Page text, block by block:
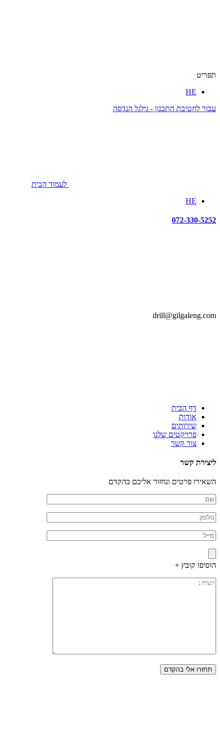
תפריט
HE
עבור לחטיבת התכנון - גילגל הנדסה
לעמוד הבית
HE
072-330-5252
drill@gilgaleng.com
דף הבית
אודות
שירותים
פרויקטים שלנו
צור קשר
ליצירת קשר
השאירו פרטים ונחזור אליכם בהקדם
הוסיפו קובץ +